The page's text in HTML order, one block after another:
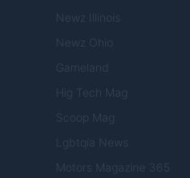
Newz Illinois
Newz Ohio
Gameland
Hig Tech Mag
Scoop Mag
Lgbtqia News
Motors Magazine 365